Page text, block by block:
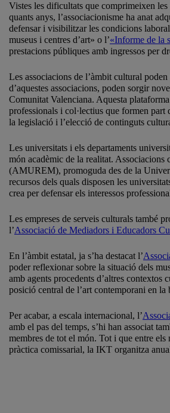
Vistes les dificultats que comprimeixen
quants anys, l’associacionisme ha anat
defensar i visibilitzar les condicions
museus i centres d’art» o l’«Informe de la
prestacions públiques amb ingressos per
Les associacions de l’àmbit cultural
d’aquestes associacions, poden sorgir
Comunitat Valenciana. Aquesta
professionals i col·lectius que formen part
la legislació i l’elecció de continguts
Les universitats i els departaments
món acadèmic de la realitat. Associacions
(AMUREM), promoguda des de la
recursos dels quals disposen les
crea per defensar els interessos
Les empreses de serveis culturals també
l’Associació de Mediadors i Educadors
En l’àmbit estatal, ja s’ha destacat l’
poder reflexionar sobre la situació dels
amb agents procedents d’altres
posició central de l’art contemporani en
Per acabar, a escala internacional, l’
amb el pas del temps, s’hi han associat
membres de tot el món. Tot i que entre
pràctica comissarial, la IKT organitza